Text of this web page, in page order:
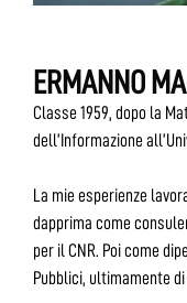
ERMANNO
Classe 1959, dopo la
dell’Informazione
La mie esperienze
dapprima come
per il CNR. Poi come
Pubblici, ultimamente di